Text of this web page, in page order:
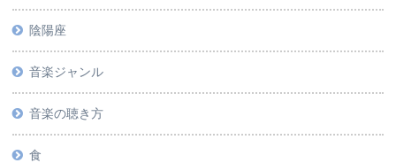
陰陽座
音楽ジャンル
音楽の聴き方
食